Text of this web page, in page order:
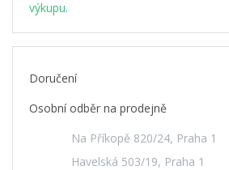
výkupu.
Doručení
Osobní odběr na prodejně
Na Příkopě 820/24, Praha 1
Havelská 503/19, Praha 1